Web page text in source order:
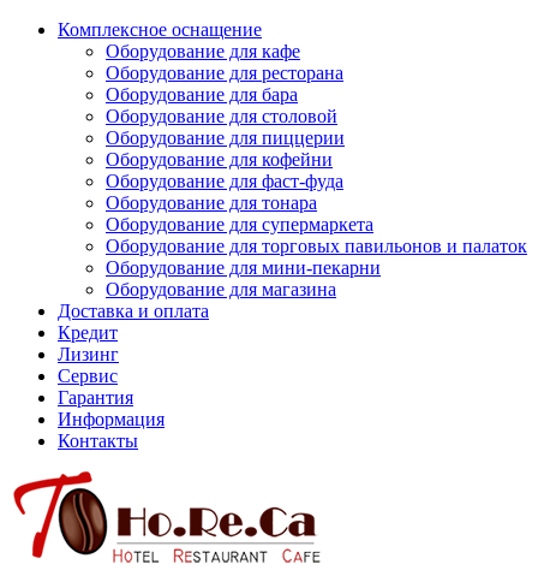
Комплексное оснащение
Оборудование для кафе
Оборудование для ресторана
Оборудование для бара
Оборудование для столовой
Оборудование для пиццерии
Оборудование для кофейни
Оборудование для фаст-фуда
Оборудование для тонара
Оборудование для супермаркета
Оборудование для торговых павильонов и палаток
Оборудование для мини-пекарни
Оборудование для магазина
Доставка и оплата
Кредит
Лизинг
Сервис
Гарантия
Информация
Контакты